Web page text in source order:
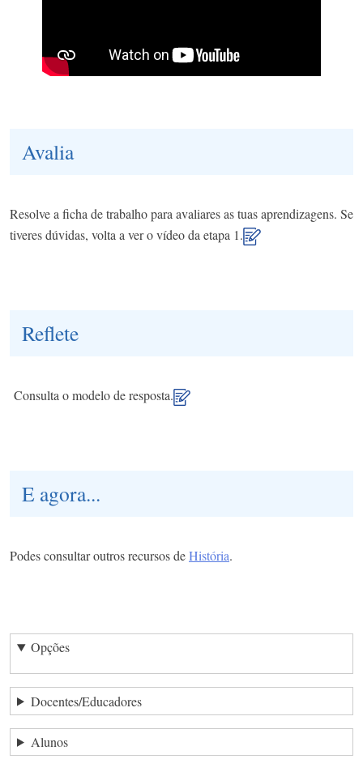
Avalia
Resolve a ficha de trabalho para avaliares as tuas aprendizagens. Se
tiveres dúvidas, volta a ver o vídeo da etapa 1.
Reflete
Consulta o modelo de resposta.
E agora...
Podes consultar outros recursos deHistória.
Opções
Docentes/Educadores
Alunos